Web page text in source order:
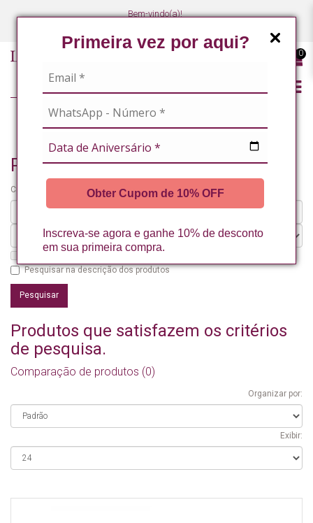
Primeira vez por aqui?
Obter Cupom de 10% OFF
Inscreva-se agora e ganhe 10% de desconto
em sua primeira compra.
Bem-vindo(a)!
0
Pesquisando por
Critérios da pesquisa:
Pesquisar nos subdepartamentos
Pesquisar na descrição dos produtos
Produtos que satisfazem os critérios
de pesquisa.
Comparação de produtos (0)
Organizar por:
Exibir: